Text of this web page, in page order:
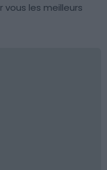
les meilleurs